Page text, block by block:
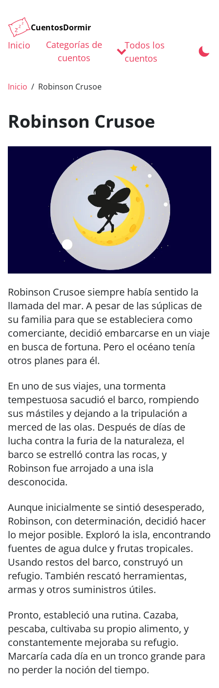
CuentosDormir
Inicio
Categorías de
cuentos
Todos los
cuentos
Inicio Robinson Crusoe
Robinson Crusoe
Robinson Crusoe siempre había sentido la
llamada del mar. A pesar de las súplicas de
su familia para que se estableciera como
comerciante, decidió embarcarse en un viaje
en busca de fortuna. Pero el océano tenía
otros planes para él.
En uno de sus viajes, una tormenta
tempestuosa sacudió el barco, rompiendo
sus mástiles y dejando a la tripulación a
merced de las olas. Después de días de
lucha contra la furia de la naturaleza, el
barco se estrelló contra las rocas, y
Robinson fue arrojado a una isla
desconocida.
Aunque inicialmente se sintió desesperado,
Robinson, con determinación, decidió hacer
lo mejor posible. Exploró la isla, encontrando
fuentes de agua dulce y frutas tropicales.
Usando restos del barco, construyó un
refugio. También rescató herramientas,
armas y otros suministros útiles.
Pronto, estableció una rutina. Cazaba,
pescaba, cultivaba su propio alimento, y
constantemente mejoraba su refugio.
Marcaría cada día en un tronco grande para
no perder la noción del tiempo.